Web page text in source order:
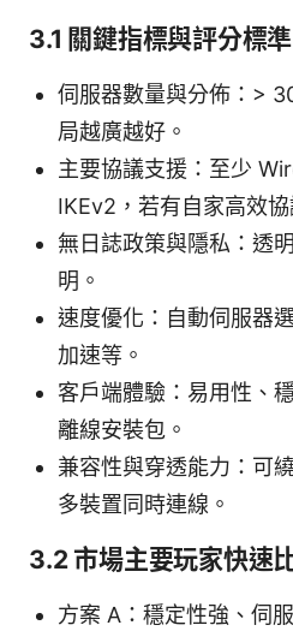
3.1 關鍵指標與評分標準
伺服器數量與分佈：>
局越廣越好。
主要協議支援：至少
IKEv2，若有自家高效協
無日誌政策與隱私：透
明。
速度優化：自動伺服器
加速等。
客戶端體驗：易用性、
離線安裝包。
兼容性與穿透能力：可
多裝置同時連線。
3.2 市場主要玩家快速
方案 A：穩定性強、伺